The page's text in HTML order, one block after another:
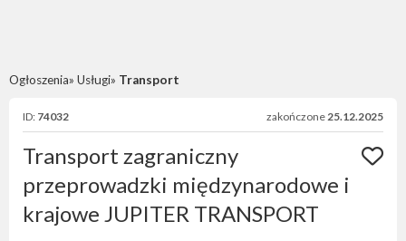
Ogłoszenia Usługi Transport
ID: 74032 zakończone25.12.2025
Transport zagraniczny
przeprowadzki międzynarodowe i
krajowe JUPITER TRANSPORT